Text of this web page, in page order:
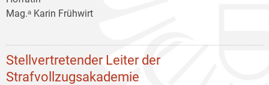
Mag.ᵃ Karin Frühwirt
Stellvertretender Leiter der
Strafvollzugsakademie